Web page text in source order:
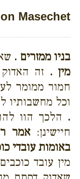
Masechet
בניו ממזרים .
מין . זה
חמור ממומר
וכל מחשבותיו
. הלכך הוו
חיישינן:אמר
באומות עובדי
מין עובד